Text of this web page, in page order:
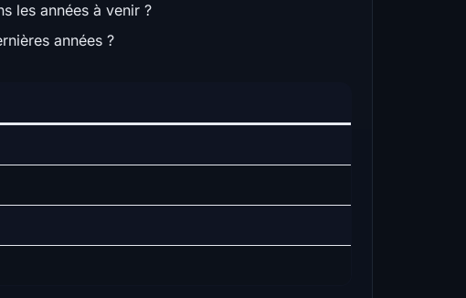
les années à venir ?
années ?